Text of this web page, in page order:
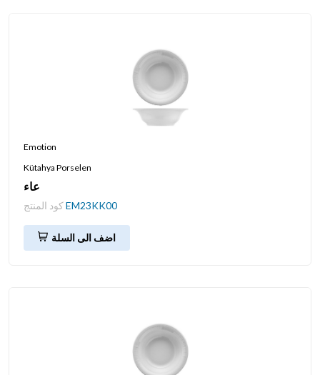
Emotion
Kütahya Porselen
عاء
EM23KK00
اضف الى السلة